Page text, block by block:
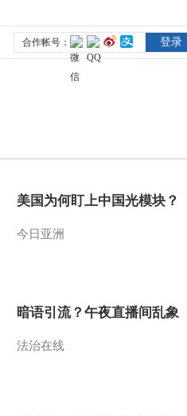
美国为何盯上中国光模块？
今日亚洲
暗语引流？午夜直播间乱象
法治在线